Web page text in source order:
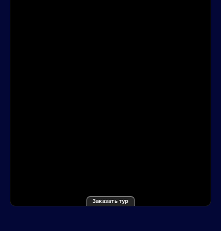
Заказать тур